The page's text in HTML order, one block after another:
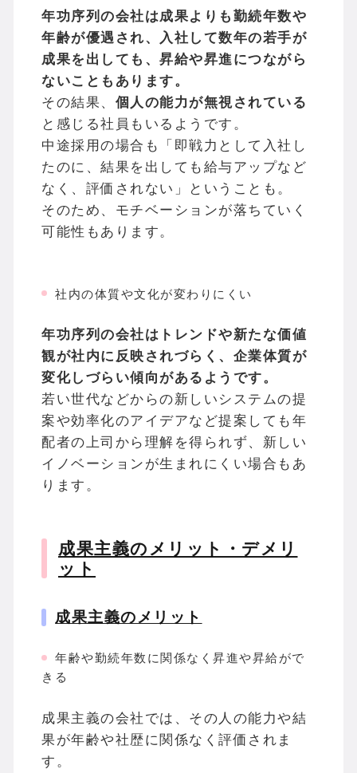
年功序列の会社は成果よりも勤続年数や
年齢が優遇され、入社して数年の若手が
成果を出しても、昇給や昇進につながら
ないこともあります。
その結果、 個人の能力が無視されている
と感じる社員もいるようです。
中途採用の場合も「即戦力として入社し
たのに、結果を出しても給与アップなど
なく、評価されない」ということも。
そのため、モチベーションが落ちていく
可能性もあります。
社内の体質や文化が変わりにくい
年功序列の会社はトレンドや新たな価値
観が社内に反映されづらく、企業体質が
変化しづらい傾向があるようです。
若い世代などからの新しいシステムの提
案や効率化のアイデアなど提案しても年
配者の上司から理解を得られず、新しい
イノベーションが生まれにくい場合もあ
ります。
成果主義のメリット・デメリ
ット
成果主義のメリット
年齢や勤続年数に関係なく昇進や昇給がで
きる
成果主義の会社では、その人の能力や結
果が年齢や社歴に関係なく評価されま
す。